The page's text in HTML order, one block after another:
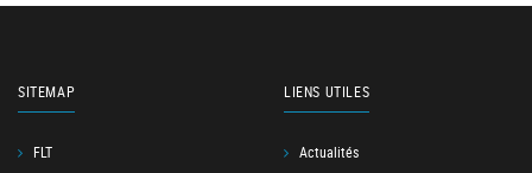
SITEMAP
FLT
LIENS UTILES
Actualités